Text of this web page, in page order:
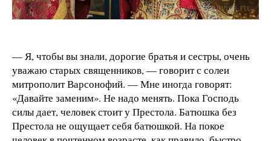
— Я, чтобы вы знали, дорогие братья и сестры, очень
уважаю старых священников, — говорит с солеи
митрополит Варсонофий. — Мне иногда говорят:
«Давайте заменим». Не надо менять. Пока Господь
силы дает, человек стоит у Престола. Батюшка без
Престола не ощущает себя батюшкой. На покое